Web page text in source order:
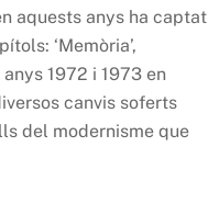
aquests anys ha captat
‘Memòria’,
anys 1972 i 1973 en
canvis soferts
del modernisme que